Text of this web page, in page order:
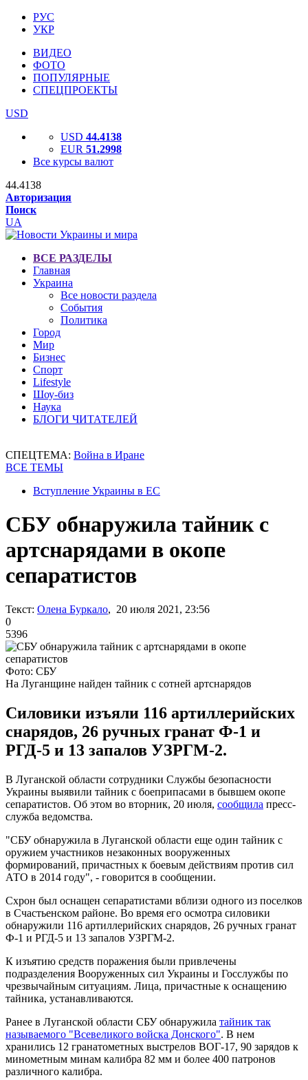
РУС
УКР
ВИДЕО
ФОТО
ПОПУЛЯРНЫЕ
СПЕЦПРОЕКТЫ
USD
USD 44.4138
EUR 51.2998
Все курсы валют
44.4138
Авторизация
Поиск
UA
ВСЕ РАЗДЕЛЫ
Главная
Украина
Все новости раздела
События
Политика
Город
Мир
Бизнес
Спорт
Lifestyle
Шоу-биз
Наука
БЛОГИ ЧИТАТЕЛЕЙ
СПЕЦТЕМА: Война в Иране
ВСЕ ТЕМЫ
Вступление Украины в ЕС
СБУ обнаружила тайник с
артснарядами в окопе
сепаратистов
Текст: Олена Буркало, 20 июля 2021, 23:56
0
5396
Фото: СБУ
На Луганщине найден тайник с сотней артснарядов
Силовики изъяли 116 артиллерийских
снарядов, 26 ручных гранат Ф-1 и
РГД-5 и 13 запалов УЗРГМ-2.
В Луганской области сотрудники Службы безопасности
Украины выявили тайник с боеприпасами в бывшем окопе
сепаратистов. Об этом во вторник, 20 июля, сообщила пресс-
служба ведомства.
"СБУ обнаружила в Луганской области еще один тайник с
оружием участников незаконных вооруженных
формирований, причастных к боевым действиям против сил
АТО в 2014 году", - говорится в сообщении.
Схрон был оснащен сепаратистами вблизи одного из поселков
в Счастьенском районе. Во время его осмотра силовики
обнаружили 116 артиллерийских снарядов, 26 ручных гранат
Ф-1 и РГД-5 и 13 запалов УЗРГМ-2.
К изъятию средств поражения были привлечены
подразделения Вооруженных сил Украины и Госслужбы по
чрезвычайным ситуациям. Лица, причастные к оснащению
тайника, устанавливаются.
Ранее в Луганской области СБУ обнаружила тайник так
называемого "Всевеликого войска Донского". В нем
хранились 12 гранатометных выстрелов ВОГ-17, 90 зарядов к
минометным минам калибра 82 мм и более 400 патронов
различного калибра.